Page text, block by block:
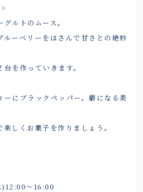
ルトのムース。
ルーベリーをはさんで甘さとの絶妙
を作っていきます。
ーにブラックペッパー。癖になる美
しくお菓子を作りましょう。
〜16:00